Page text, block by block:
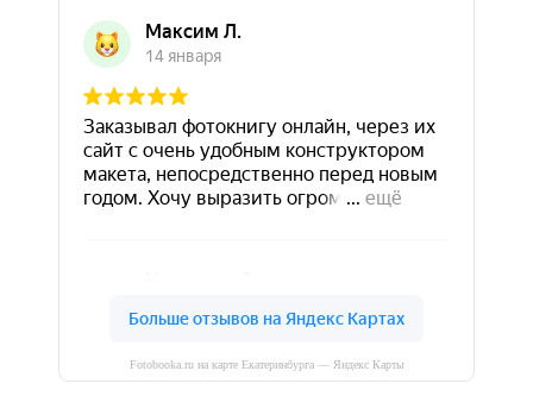
Fotobooka.ru на карте Екатеринбурга — Яндекс Карты